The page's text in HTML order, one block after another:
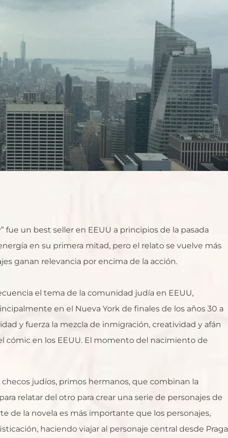
fue un best seller en EEUU a principios de la pasada
en su primera mitad, pero el relato se vuelve más
ganan relevancia por encima de la acción.
el tema de la comunidad judía en EEUU,
en el Nueva York de finales de los años 30 a
y fuerza la mezcla de inmigración, creatividad y afán
cómic en los EEUU. El momento del nacimiento de
judíos, primos hermanos, que combinan la
relatar del otro para crear una serie de personajes de
de la novela es más importante que los personajes,
haciendo viajar al personaje central desde Praga